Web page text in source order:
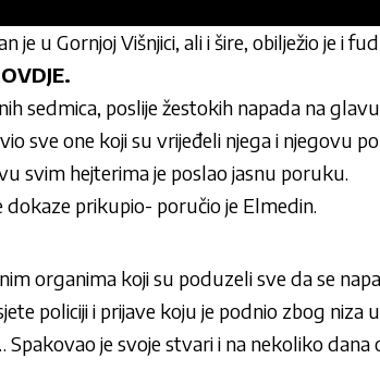
je u Gornjoj Višnjici, ali i šire, obilježio je i
OVDJE.
sedmica, poslije žestokih napada na
sve one koji su vrijeđeli njega i njegovu
svim hejterima je poslao jasnu poruku.
dokaze prikupio- poručio je Elmedin.
organima koji su poduzeli sve da se
policiji i prijave koju je podnio zbog niza
je svoje stvari i na nekoliko dana